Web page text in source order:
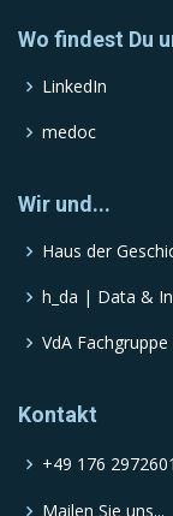
Wo findest Du
LinkedIn
medoc
Wir und...
Haus der
h_da | Data &
VdA Fachgruppe
Kontakt
+49 176
Mailen Sie uns...